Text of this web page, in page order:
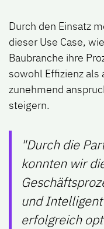
Durch den Einsatz
dieser Use Case,
Baubranche ihre
sowohl Effizienz als
zunehmend
steigern.
"Durch die
konnten wir
und
erfolgreich